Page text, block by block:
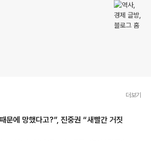
더보기
문에 망했다고?”, 진중권 “새빨간 거짓